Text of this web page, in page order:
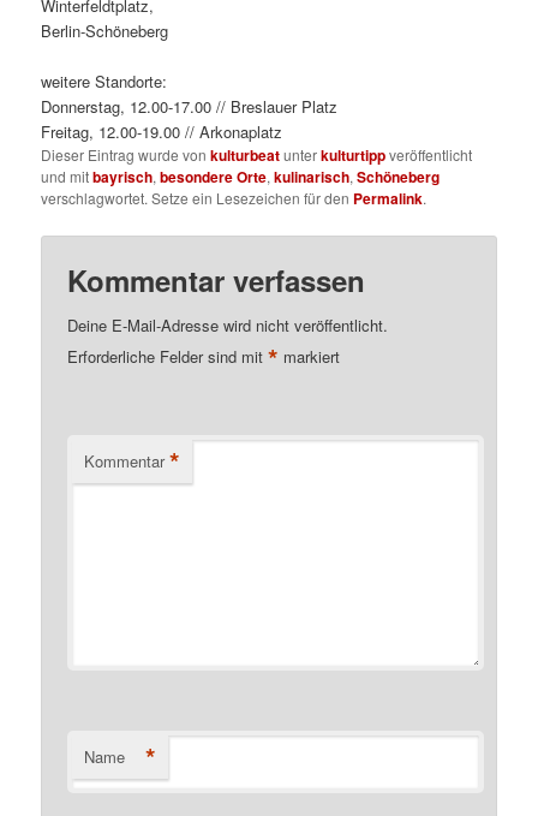
Winterfeldtplatz,
Berlin-Schöneberg
weitere Standorte:
Donnerstag, 12.00-17.00 // Breslauer Platz
Freitag, 12.00-19.00 // Arkonaplatz
Dieser Eintrag wurde vonkulturbeatunterkulturtippveröffentlicht
und mitbayrisch,besondere Orte,kulinarisch,Schöneberg
verschlagwortet. Setze ein Lesezeichen für den Permalink.
Kommentar verfassen
Deine E-Mail-Adresse wird nicht veröffentlicht.
Erforderliche Felder sind mit* markiert
Kommentar *
Name *